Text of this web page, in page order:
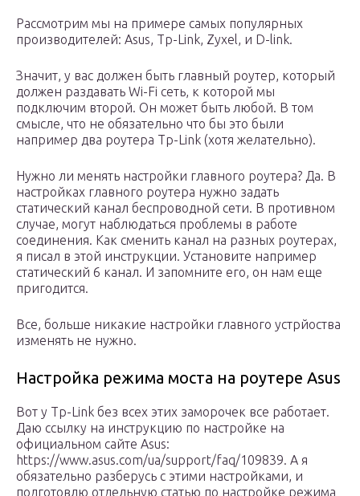
Рассмотрим мы на примере самых популярных
производителей: Asus, Tp-Link, Zyxel, и D-link.
Значит, у вас должен быть главный роутер, который
должен раздавать Wi-Fi сеть, к которой мы
подключим второй. Он может быть любой. В том
смысле, что не обязательно что бы это были
например два роутера Tp-Link (хотя желательно).
Нужно ли менять настройки главного роутера? Да. В
настройках главного роутера нужно задать
статический канал беспроводной сети. В противном
случае, могут наблюдаться проблемы в работе
соединения. Как сменить канал на разных роутерах,
я писал в этой инструкции. Установите например
статический 6 канал. И запомните его, он нам еще
пригодится.
Все, больше никакие настройки главного устрйоства
изменять не нужно.
Настройка режима моста на роутере Asus
Вот у Tp-Link без всех этих заморочек все работает.
Даю ссылку на инструкцию по настройке на
официальном сайте Asus:
https://www.asus.com/ua/support/faq/109839. А я
обязательно разберусь с этими настройками, и
подготовлю отдельную статью по настройке режима